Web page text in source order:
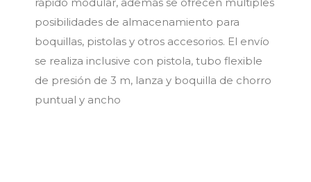
posibilidades de almacenamiento para
boquillas, pistolas y otros accesorios. El envío
se realiza inclusive con pistola, tubo flexible
de presión de 3 m, lanza y boquilla de chorro
puntual y ancho